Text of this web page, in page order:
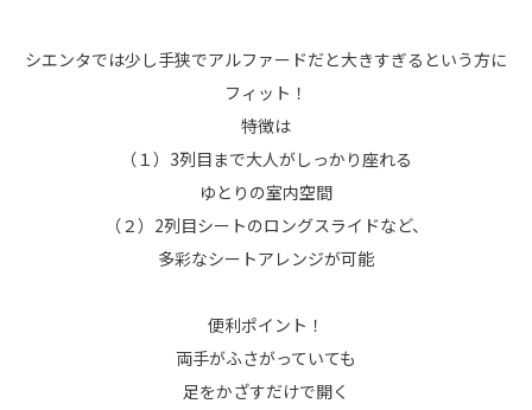
シエンタでは少し手狭でアルファードだと大きすぎるという方に
フィット！
特徴は
（１）3列目まで大人がしっかり座れる
ゆとりの室内空間
（２）2列目シートのロングスライドなど、
多彩なシートアレンジが可能
便利ポイント！
両手がふさがっていても
足をかざすだけで開く